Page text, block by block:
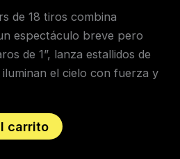
de 18 tiros combina
espectáculo breve pero
de 1”, lanza estallidos de
el cielo con fuerza y
carrito